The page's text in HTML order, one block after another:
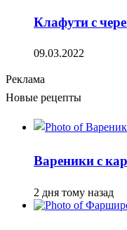
Клафути с
09.03.2022
Реклама
Новые рецепты
Вареники с
2 дня тому назад